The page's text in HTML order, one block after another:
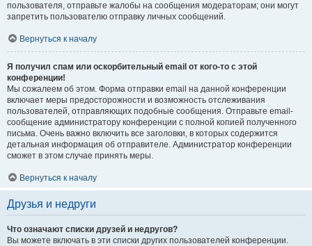
пользователя, отправьте жалобы на сообщения модераторам; они могут
запретить пользователю отправку личных сообщений.
Вернуться к началу
Я получил спам или оскорбительный email от кого-то с этой
конференции!
Мы сожалеем об этом. Форма отправки email на данной конференции
включает меры предосторожности и возможность отслеживания
пользователей, отправляющих подобные сообщения. Отправьте email-
сообщение администратору конференции с полной копией полученного
письма. Очень важно включить все заголовки, в которых содержится
детальная информация об отправителе. Администратор конференции
сможет в этом случае принять меры.
Вернуться к началу
Друзья и недруги
Что означают списки друзей и недругов?
Вы можете включать в эти списки других пользователей конференции.